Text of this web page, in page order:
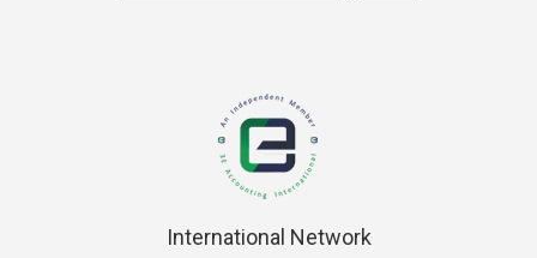
International Network